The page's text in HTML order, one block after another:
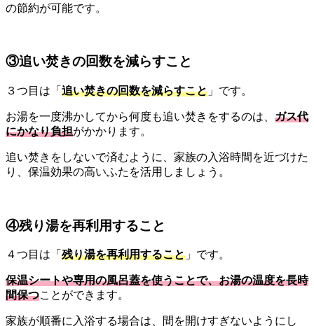
の節約が可能です。
③追い焚きの回数を減らすこと
３つ目は「 追い焚きの回数を減らすこと 」です。
お湯を一度沸かしてから何度も追い焚きをするのは、 ガス代
にかなり負担がかかります。
追い焚きをしないで済むように、家族の入浴時間を近づけた
り、保温効果の高いふたを活用しましょう。
④残り湯を再利用すること
４つ目は「 残り湯を再利用すること 」です。
保温シートや専用の風呂蓋を使うことで、お湯の温度を長時
間保つことができます。
家族が順番に入浴する場合は、間を開けすぎないようにし